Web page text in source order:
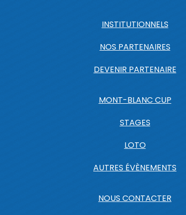
INSTITUTIONNELS
NOS PARTENAIRES
DEVENIR PARTENAIRE
MONT-BLANC CUP
STAGES
LOTO
AUTRES ÉVÈNEMENTS
NOUS CONTACTER